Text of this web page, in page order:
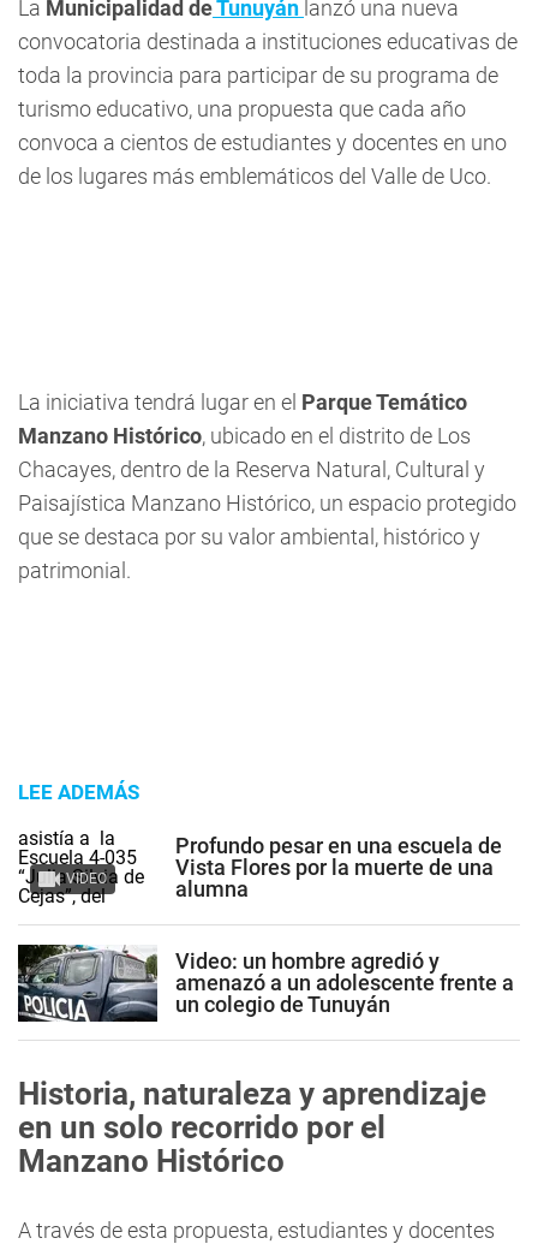
La Municipalidad deTunuyán lanzó una nueva
convocatoria destinada a instituciones educativas de
toda la provincia para participar de su programa de
turismo educativo, una propuesta que cada año
convoca a cientos de estudiantes y docentes en uno
de los lugares más emblemáticos del Valle de Uco.
La iniciativa tendrá lugar en el Parque Temático
Manzano Histórico, ubicado en el distrito de Los
Chacayes, dentro de la Reserva Natural, Cultural y
Paisajística Manzano Histórico, un espacio protegido
que se destaca por su valor ambiental, histórico y
patrimonial.
LEE ADEMÁS
VIDEO
Profundo pesar en una escuela de
Vista Flores por la muerte de una
alumna
Video: un hombre agredió y
amenazó a un adolescente frente a
un colegio de Tunuyán
Historia, naturaleza y aprendizaje
en un solo recorrido por el
Manzano Histórico
A través de esta propuesta, estudiantes y docentes